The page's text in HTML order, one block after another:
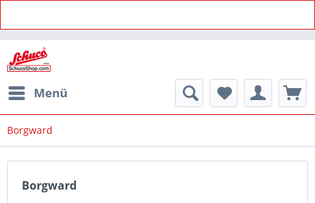
Menü
Borgward
Borgward